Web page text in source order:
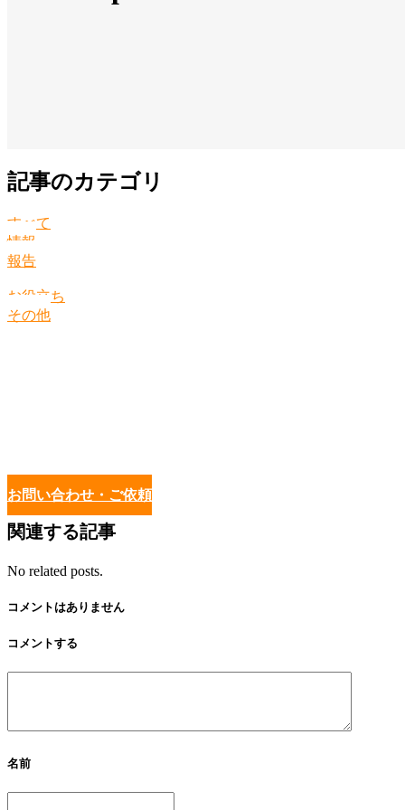
記事のカテゴリ
すべて
情報
報告
お役立ち
その他
お問い合わせ・ご依頼
関連する記事
No related posts.
コメントはありません
コメントする
名前